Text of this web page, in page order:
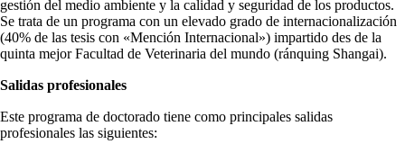
gestión del medio ambiente y la calidad y seguridad de los productos.
Se trata de un programa con un elevado grado de internacionalización
(40% de las tesis con «Mención Internacional») impartido des de la
quinta mejor Facultad de Veterinaria del mundo (ránquing Shangai).
Salidas profesionales
Este programa de doctorado tiene como principales salidas
profesionales las siguientes: